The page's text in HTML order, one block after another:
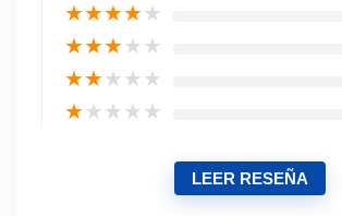
★★★★★
★★★★★
★★★★★
★★★★★
LEER RESEÑA